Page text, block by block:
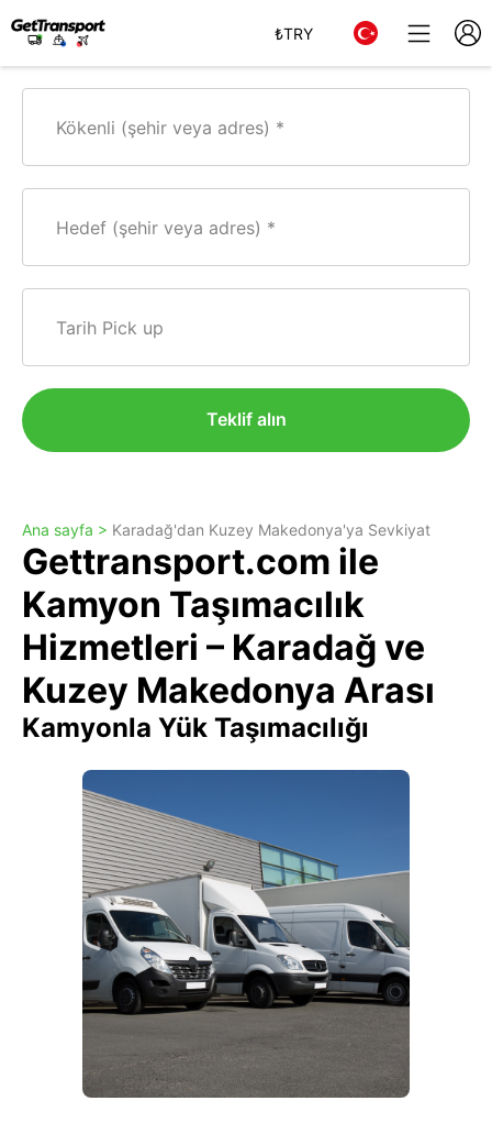
₺TRY
Kökenli (şehir veya adres)
Hedef (şehir veya adres)
Tarih Pick up
Teklif alın
Ana sayfa > Karadağ'dan Kuzey Makedonya'ya Sevkiyat
Gettransport.com ile
Kamyon Taşımacılık
Hizmetleri – Karadağ ve
Kuzey Makedonya Arası
Kamyonla Yük Taşımacılığı